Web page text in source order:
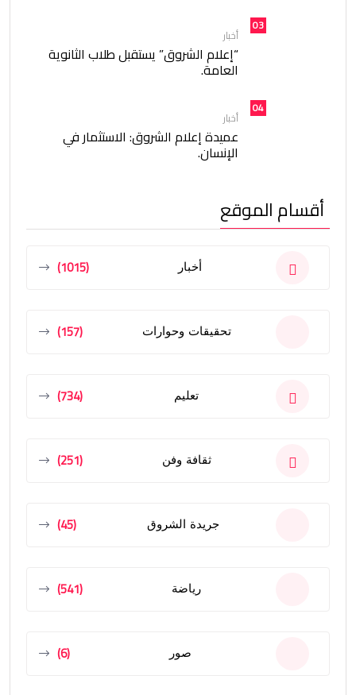
03
أخبار
“إعلام الشروق” يستقبل طلاب الثانوية
العامة.
04
أخبار
عميدة إعلام الشروق: الاستثمار في
الإنسان.
أقسام الموقع
أخبار (1015)
تحقيقات وحوارات (157)
تعليم (734)
ثقافة وفن (251)
جريدة الشروق (45)
رياضة (541)
صور (6)